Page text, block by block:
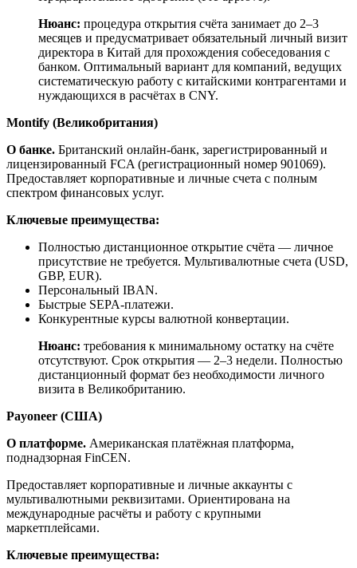
Нюанс: процедура открытия счёта занимает до 2–3
месяцев и предусматривает обязательный личный визит
директора в Китай для прохождения собеседования с
банком. Оптимальный вариант для компаний, ведущих
систематическую работу с китайскими контрагентами и
нуждающихся в расчётах в CNY.
Montify (Великобритания)
О банке. Британский онлайн-банк, зарегистрированный и
лицензированный FCA (регистрационный номер 901069).
Предоставляет корпоративные и личные счета с полным
спектром финансовых услуг.
Ключевые преимущества:
Полностью дистанционное открытие счёта — личное
присутствие не требуется. Мультивалютные счета (USD,
GBP, EUR).
Персональный IBAN.
Быстрые SEPA-платежи.
Конкурентные курсы валютной конвертации.
Нюанс: требования к минимальному остатку на счёте
отсутствуют. Срок открытия — 2–3 недели. Полностью
дистанционный формат без необходимости личного
визита в Великобританию.
Payoneer (США)
О платформе. Американская платёжная платформа,
поднадзорная FinCEN.
Предоставляет корпоративные и личные аккаунты с
мультивалютными реквизитами. Ориентирована на
международные расчёты и работу с крупными
маркетплейсами.
Ключевые преимущества: